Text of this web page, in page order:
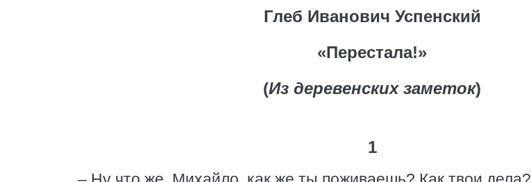
Глеб Иванович Успенский
«Перестала!»
(Из деревенских заметок)
1